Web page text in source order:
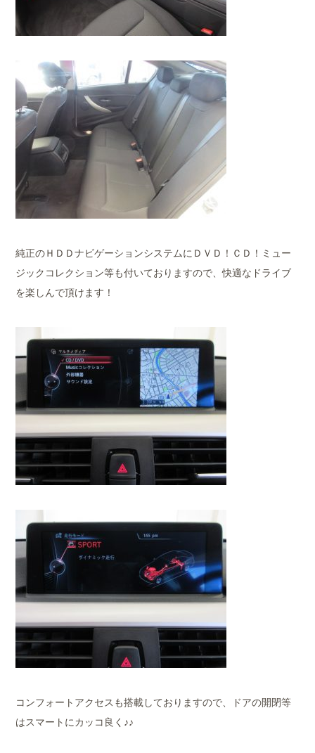
純正のＨＤＤナビゲーションシステムにＤＶＤ！ＣＤ！ミュー
ジックコレクション等も付いておりますので、快適なドライブ
を楽しんで頂けます！
コンフォートアクセスも搭載しておりますので、ドアの開閉等
はスマートにカッコ良く♪♪